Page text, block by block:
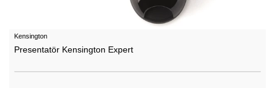
Kensington
Presentatör Kensington Expert